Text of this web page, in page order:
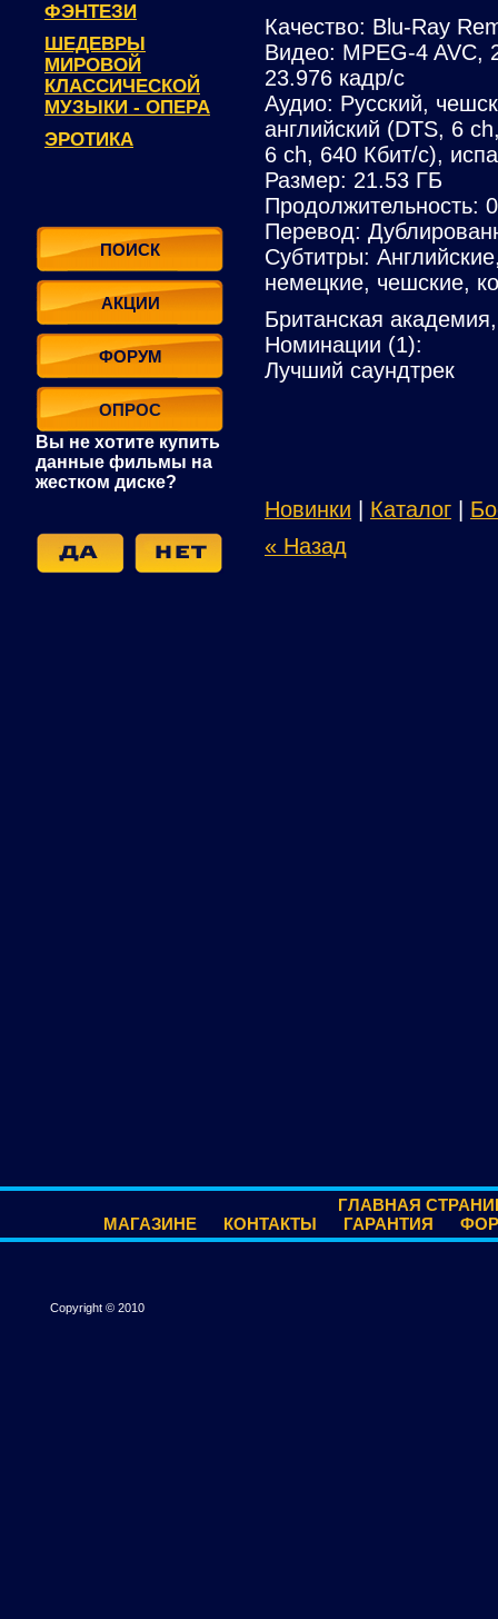
ФЭНТЕЗИ
ШЕДЕВРЫ
МИРОВОЙ
КЛАССИЧЕСКОЙ
МУЗЫКИ - ОПЕРА
ЭРОТИКА
ПОИСК
АКЦИИ
ФОРУМ
ОПРОС
Вы не хотите купить
данные фильмы на
жестком диске?
Качество: Blu-Ray
Видео: MPEG-4 AVC,
23.976 кадр/c
Аудио: Русский,
английский (DTS, 6
6 ch, 640 Кбит/с),
Размер: 21.53 ГБ
Продолжительность:
Перевод:
Субтитры:
немецкие, чешские,
Британская
Номинации (1):
Лучший саундтрек
Новинки Каталог
« Назад
ГЛАВНАЯ
МАГАЗИНЕ
КОНТАКТЫ ГАРАНТИЯ
Copyright © 2010